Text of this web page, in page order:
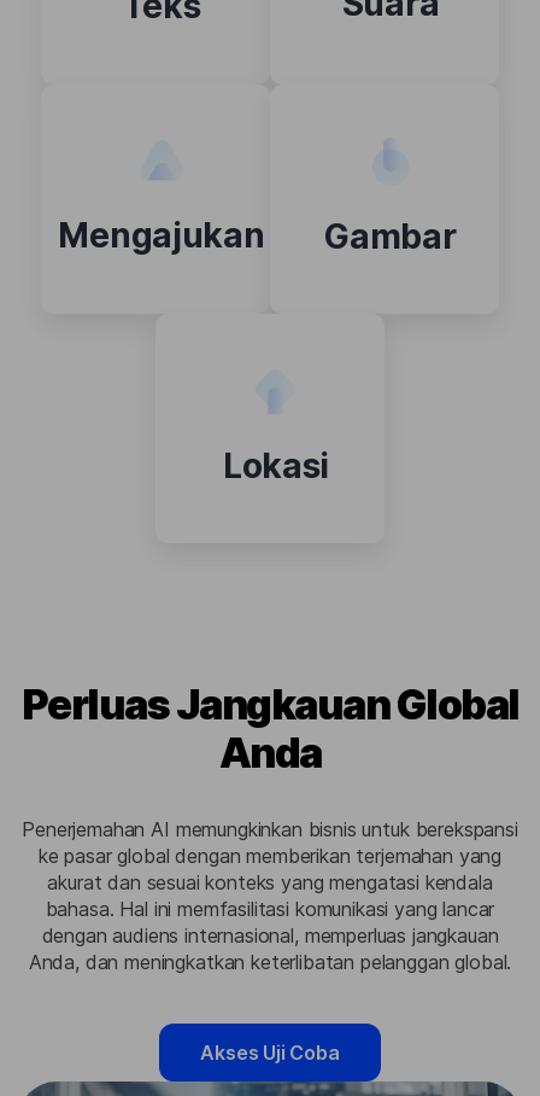
Mengajukan Gambar
Lokasi
Perluas Jangkauan Global
Anda
Penerjemahan AI memungkinkan bisnis untuk berekspansi
ke pasar global dengan memberikan terjemahan yang
akurat dan sesuai konteks yang mengatasi kendala
bahasa. Hal ini memfasilitasi komunikasi yang lancar
dengan audiens internasional, memperluas jangkauan
Anda, dan meningkatkan keterlibatan pelanggan global.
Akses Uji Coba